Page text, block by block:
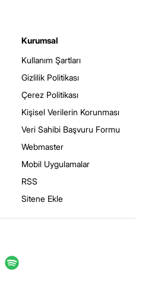
Kurumsal
Kullanım Şartları
Gizlilik Politikası
Çerez Politikası
Kişisel Verilerin Korunması
Veri Sahibi Başvuru Formu
Webmaster
Mobil Uygulamalar
RSS
Sitene Ekle